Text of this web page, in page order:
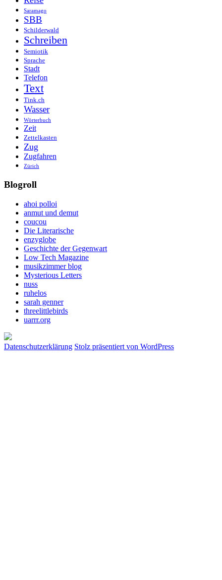
Saramago
SBB
Schilderwald
Schreiben
Semiotik
Sprache
Stadt
Telefon
Text
Tink.ch
Wasser
Wörterbuch
Zeit
Zettelkasten
Zug
Zugfahren
Zürich
Blogroll
ahoi polloi
anmut und demut
coucou
Die Literarische
enzyglobe
Geschichte der Gegenwart
Low Tech Magazine
musikzimmer blog
Mysterious Letters
nuss
ruhelos
sarah genner
threelittlebirds
uarrr.org
Datenschutzerklärung Stolz präsentiert von WordPress